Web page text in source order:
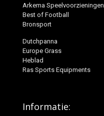
Arkema Speelvoorzieningen
Best of Football
Bronsport
Dutchpanna
Europe Grass
Heblad
Ras Sports Equipments
Informatie: